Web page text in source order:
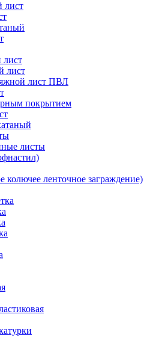
лист
лист
лист ПВЛ
покрытием
листы
ленточное заграждение)